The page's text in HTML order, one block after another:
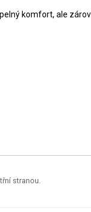
komfort, ale
stranou.